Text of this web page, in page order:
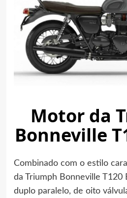
Motor da
Bonneville
Combinado com o estilo
da Triumph Bonneville T120
duplo paralelo, de oito